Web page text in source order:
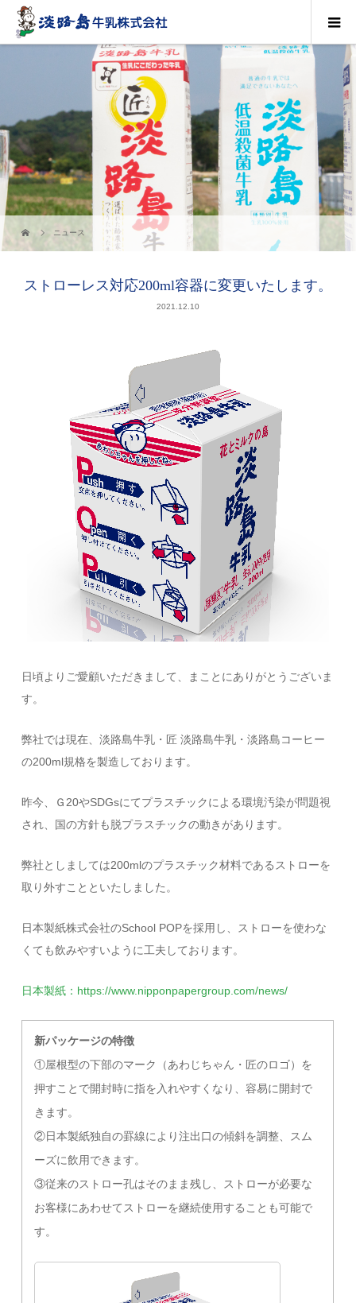
ニュース
ストローレス対応200ml容器に変更いたします。
2021.12.10
日頃よりご愛顧いただきまして、まことにありがとうございま
す。
弊社では現在、淡路島牛乳・匠 淡路島牛乳・淡路島コーヒー
の200ml規格を製造しております。
昨今、Ｇ20やSDGsにてプラスチックによる環境汚染が問題視
され、国の方針も脱プラスチックの動きがあります。
弊社としましては200mlのプラスチック材料であるストローを
取り外すことといたしました。
日本製紙株式会社のSchool POPを採用し、ストローを使わな
くても飲みやすいように工夫しております。
日本製紙：https://www.nipponpapergroup.com/news/
新パッケージの特徴
①屋根型の下部のマーク（あわじちゃん・匠のロゴ）を
押すことで開封時に指を入れやすくなり、容易に開封で
きます。
②日本製紙独自の罫線により注出口の傾斜を調整、スム
ーズに飲用できます。
③従来のストロー孔はそのまま残し、ストローが必要な
お客様にあわせてストローを継続使用することも可能で
す。